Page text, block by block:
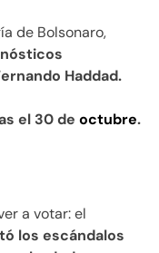
de Bolsonaro,
Haddad.
el 30 de octubre.
a votar: el
los escándalos